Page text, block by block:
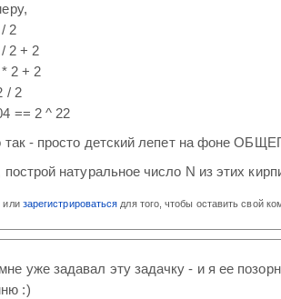
2
2 + 2
2 + 2
/ 2
== 2 ^ 22
так - просто детский лепет на фоне
натуральное число N из этих
или зарегистрироваться для того, чтобы оставить свой
уже задавал эту задачку - и я ее
:)